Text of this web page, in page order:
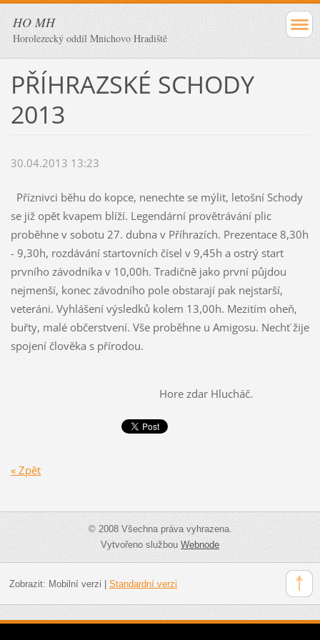
HO MH
Horolezecký oddíl Mnichovo Hradiště
PŘÍHRAZSKÉ SCHODY
2013
30.04.2013 13:23
Příznivci běhu do kopce, nenechte se mýlit, letošní Schody
se již opět kvapem blíží. Legendární provětrávání plic
proběhne v sobotu 27. dubna v Příhrazích. Prezentace 8,30h
- 9,30h, rozdávání startovních čísel v 9,45h a ostrý start
prvního závodníka v 10,00h. Tradičně jako první půjdou
nejmenší, konec závodního pole obstarají pak nejstarší,
veteráni. Vyhlášení výsledků kolem 13,00h. Mezitím oheň,
buřty, malé občerstvení. Vše proběhne u Amigosu. Nechť žije
spojení člověka s přírodou.
Hore zdar Hlucháč.
« Zpět
© 2008 Všechna práva vyhrazena.
Vytvořeno službouWebnode
Zobrazit: Mobilní verzi Standardní verzi